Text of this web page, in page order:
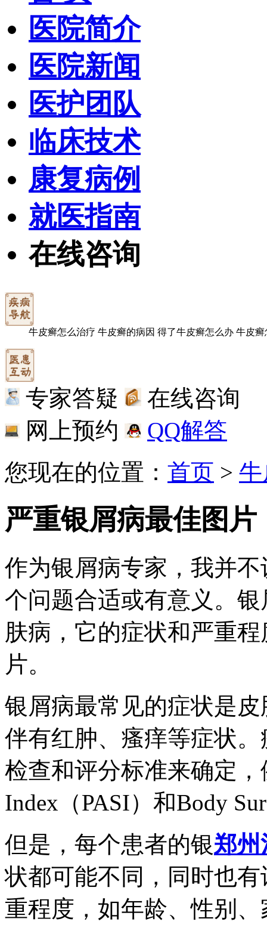
医院简介
医院新闻
医护团队
临床技术
康复病例
就医指南
在线咨询
牛皮癣怎么治疗 牛皮癣的病因 得了牛皮癣怎么办 牛皮癣
专家答疑
在线咨询
网上预约
QQ解答
您现在的位置： 首页 >
严重银屑病最佳图片
作为银屑病专家，我并
个问题合适或有意义。
肤病，它的症状和严重
片。
银屑病最常见的症状是
伴有红肿、瘙痒等症状
检查和评分标准来确定，
Index（PASI）和Body
但是，每个患者的银郑州
状都可能不同，同时也
重程度，如年龄、性别